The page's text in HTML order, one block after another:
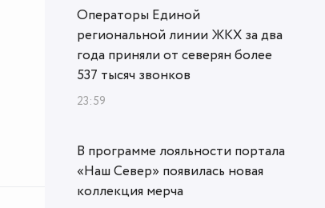
Операторы Единой
региональной линии ЖКХ за два
года приняли от северян более
537 тысяч звонков
23:59
В программе лояльности портала
«Наш Север» появилась новая
коллекция мерча